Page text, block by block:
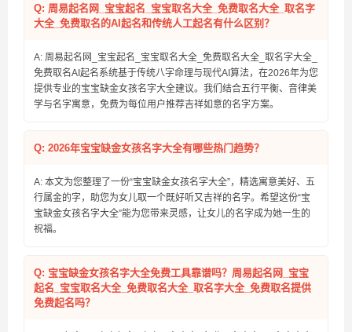
Q: 周易起名网_宝宝起名_宝宝取名大全_免费取名大全_取名字
大全_免费取名的AI起名和传统人工起名有什么区别？
A: 周易起名网_宝宝起名_宝宝取名大全_免费取名大全_取名字大全_
免费取名AI起名系统基于传统八字命理与现代AI算法，在2026年为您
提供专业的宝宝缺金女孩名字大全建议。我们结合五行平衡、音律美
学与名字寓意，免费为每位用户推荐吉祥如意的名字方案。
Q: 2026年宝宝缺金女孩名字大全有哪些热门趋势？
A: 本文为您整理了一份“宝宝缺金女孩名字大全”，精选寓意美好、五
行属金的字，助您为女儿取一个既好听又吉祥的名字。希望这份“宝
宝缺金女孩名字大全”能为您带来灵感，让女儿的名字成为她一生的
祝福。
Q: 宝宝缺金女孩名字大全免费工具靠谱吗？周易起名网_宝宝
起名_宝宝取名大全_免费取名大全_取名字大全_免费取名提供
免费起名吗？